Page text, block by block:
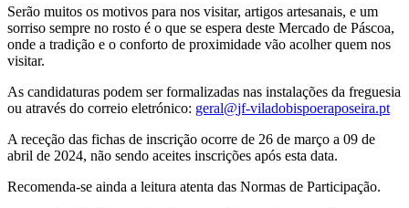
Serão muitos os motivos para nos visitar, artigos artesanais, e um
sorriso sempre no rosto é o que se espera deste Mercado de Páscoa,
onde a tradição e o conforto de proximidade vão acolher quem nos
visitar.
As candidaturas podem ser formalizadas nas instalações da freguesia
ou através do correio eletrónico:
A receção das fichas de inscrição ocorre de 26 de março a 09 de
abril de 2024, não sendo aceites inscrições após esta data.
Recomenda-se ainda a leitura atenta das Normas de Participação.